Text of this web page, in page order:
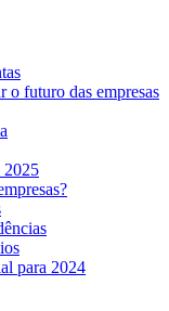
futuro das empresas
2025
para 2024